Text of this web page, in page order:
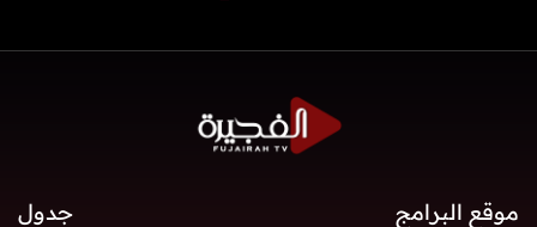
موقع البرامج
جدول